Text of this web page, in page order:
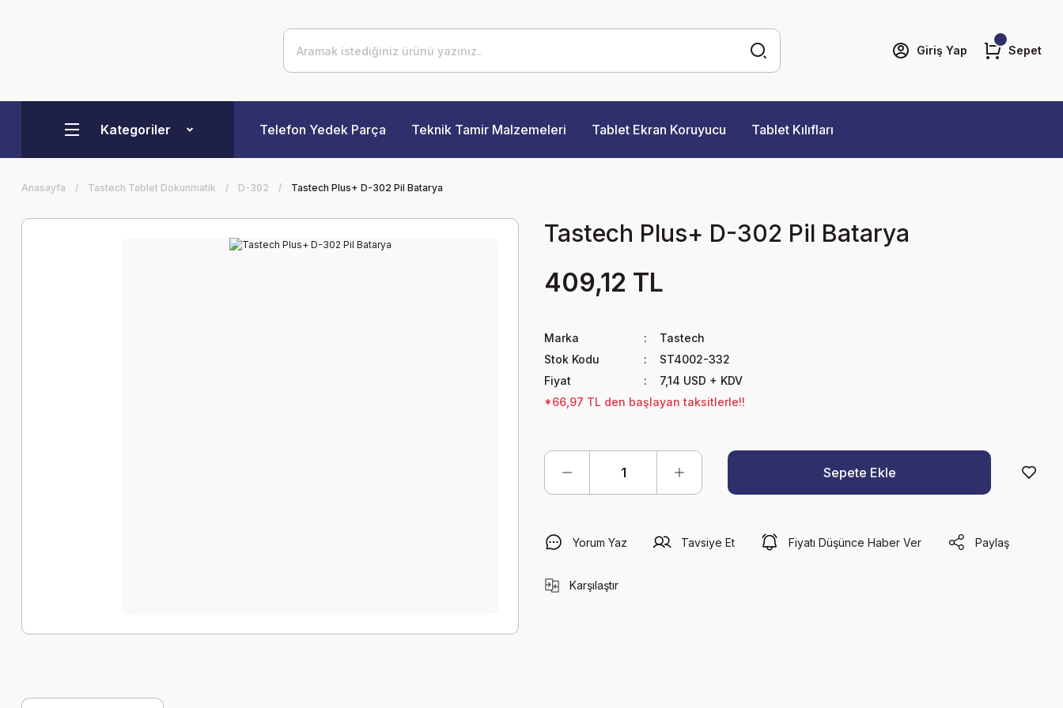
Giriş Yap Sepet
Kategoriler Telefon Yedek Parça Teknik Tamir Malzemeleri Tablet Ekran Koruyucu Tablet Kılıfları
Anasayfa Tastech Tablet Dokunmatik D-302 Tastech Plus+ D-302 Pil Batarya
Tastech Plus+ D-302 Pil Batarya
409,12 TL
Marka
Tastech
Stok Kodu
ST4002-332
Fiyat
7,14 USD + KDV
*66,97 TL den başlayan taksitlerle!!
Sepete Ekle
Yorum Yaz Tavsiye Et Fiyatı Düşünce Haber Ver Paylaş
Karşılaştır